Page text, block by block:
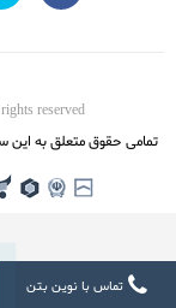
reserved
تمامی حقوق متعلق به این
واتساپ نوین بتن
تماس با نوین بتن